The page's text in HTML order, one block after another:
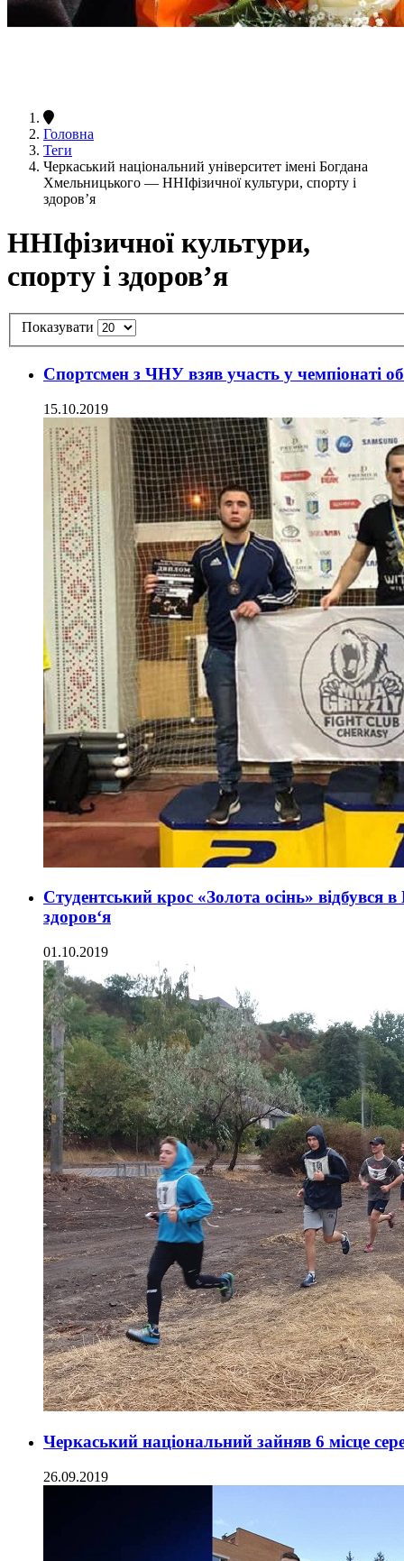
Головна
Теги
Черкаський національний університет імені Богдана
Хмельницького — ННІфізичної культури, спорту і
здоров’я
ННІфізичної культури,
спорту і здоров’я
Показувати
Спортсмен з ЧНУ взяв участь у чемпіонаті
15.10.2019
Студентський крос «Золота осінь» відбувся
здоров‘я
01.10.2019
Черкаський національний зайняв 6 місце
26.09.2019